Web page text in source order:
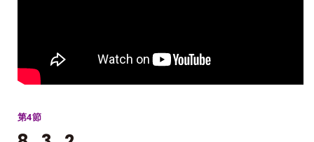
第4節